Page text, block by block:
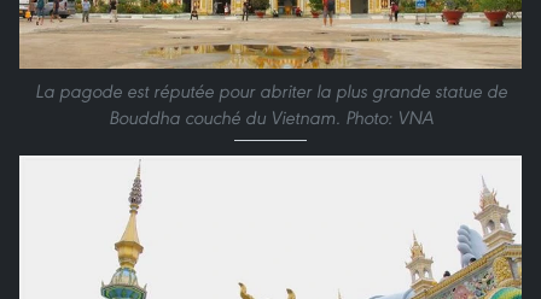
La pagode est réputée pour abriter la plus grande statue de
Bouddha couché du Vietnam. Photo: VNA